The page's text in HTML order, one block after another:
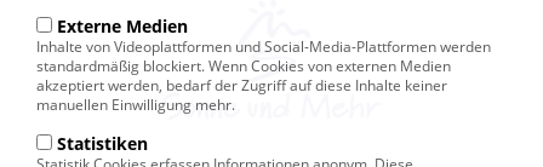
Externe Medien
Inhalte von Videoplattformen und Social-Media-Plattformen werden
standardmäßig blockiert. Wenn Cookies von externen Medien
akzeptiert werden, bedarf der Zugriff auf diese Inhalte keiner
manuellen Einwilligung mehr.
Statistiken